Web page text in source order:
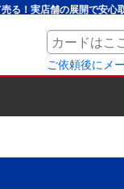
る！実店舗の展開で安心
ご依頼後にメ